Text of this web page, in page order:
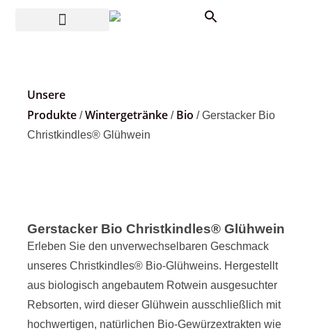
Unsere
Produkte/Wintergetränke/ Bio / Gerstacker Bio
Christkindles® Glühwein
Gerstacker Bio Christkindles® Glühwein
Erleben Sie den unverwechselbaren Geschmack
unseres Christkindles® Bio-Glühweins. Hergestellt
aus biologisch angebautem Rotwein ausgesuchter
Rebsorten, wird dieser Glühwein ausschließlich mit
hochwertigen, natürlichen Bio-Gewürzextrakten wie